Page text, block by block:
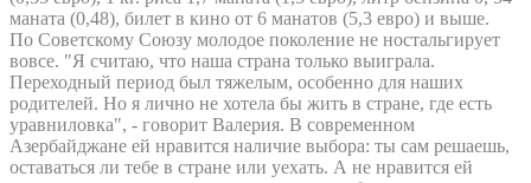
маната (0,48), билет в кино от 6 манатов (5,3 евро) и выше.
По Советскому Союзу молодое поколение не ностальгирует
вовсе. "Я считаю, что наша страна только выиграла.
Переходный период был тяжелым, особенно для наших
родителей. Но я лично не хотела бы жить в стране, где есть
уравниловка", - говорит Валерия. В современном
Азербайджане ей нравится наличие выбора: ты сам решаешь,
оставаться ли тебе в стране или уехать. А не нравится ей